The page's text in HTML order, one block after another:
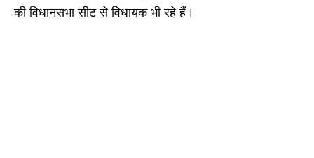
की विधानसभा सीट से विधायक भी रहे हैं।